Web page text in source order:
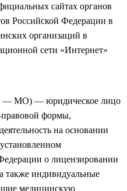
сайтах органов
Российской Федерации в
организаций в
сети «Интернет»
— МО) — юридическое лицо
формы,
на основании
о лицензировании
также индивидуальные
медицинскую